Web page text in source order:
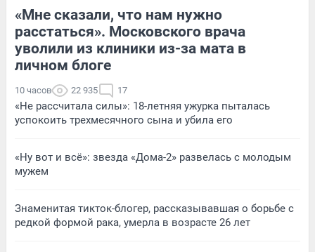
«Мне сказали, что нам нужно
расстаться». Московского врача
уволили из клиники из-за мата в
личном блоге
10 часов 22 935 17
«Не рассчитала силы»: 18-летняя ужурка пыталась
успокоить трехмесячного сына и убила его
«Ну вот и всё»: звезда «Дома-2» развелась с молодым
мужем
Знаменитая тикток-блогер, рассказывавшая о борьбе с
редкой формой рака, умерла в возрасте 26 лет